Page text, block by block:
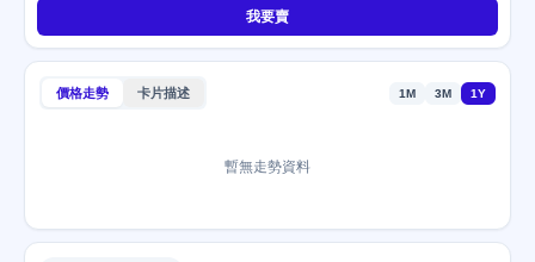
我要賣
價格走勢 卡片描述 1M 3M 1Y
暫無走勢資料